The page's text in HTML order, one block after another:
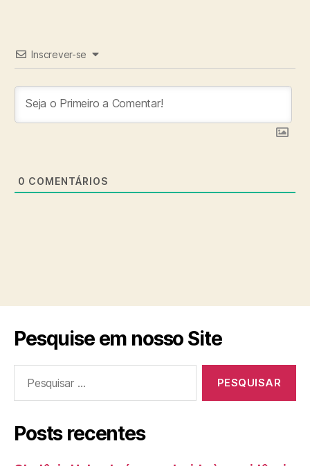
Inscrever-se
0 COMENTÁRIOS
Pesquise em nosso Site
por:
Posts recentes